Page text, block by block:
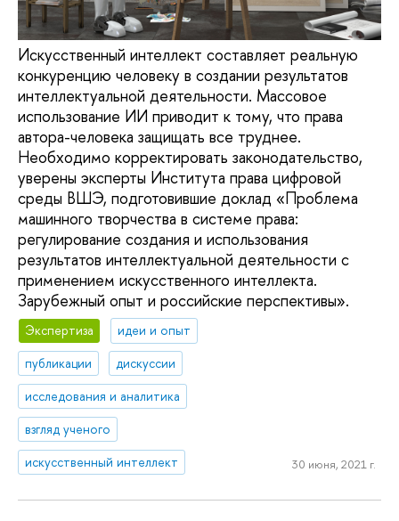
Искусственный интеллект составляет реальную
конкуренцию человеку в создании результатов
интеллектуальной деятельности. Массовое
использование ИИ приводит к тому, что права
автора-человека защищать все труднее.
Необходимо корректировать законодательство,
уверены эксперты Института права цифровой
среды ВШЭ, подготовившие доклад «Проблема
машинного творчества в системе права:
регулирование создания и использования
результатов интеллектуальной деятельности с
применением искусственного интеллекта.
Зарубежный опыт и российские перспективы».
Экспертиза
идеи и опыт
публикации
дискуссии
исследования и аналитика
взгляд ученого
искусственный интеллект
30 июня, 2021 г.